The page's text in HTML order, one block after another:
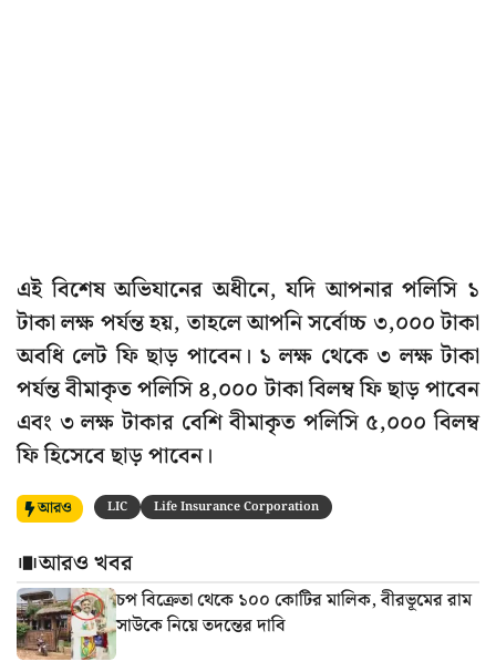
এই বিশেষ অভিযানের অধীনে, যদি আপনার পলিসি ১
টাকা লক্ষ পর্যন্ত হয়, তাহলে আপনি সর্বোচ্চ ৩,০০০ টাকা
অবধি লেট ফি ছাড় পাবেন। ১ লক্ষ থেকে ৩ লক্ষ টাকা
পর্যন্ত বীমাকৃত পলিসি ৪,০০০ টাকা বিলম্ব ফি ছাড় পাবেন
এবং ৩ লক্ষ টাকার বেশি বীমাকৃত পলিসি ৫,০০০ বিলম্ব
ফি হিসেবে ছাড় পাবেন।
আরও LIC Life Insurance Corporation
আরও খবর
চপ বিক্রেতা থেকে ১০০ কোটির মালিক, বীরভূমের রাম
সাউকে নিয়ে তদন্তের দাবি